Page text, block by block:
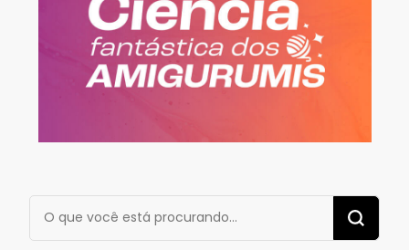
Procurando
algo?